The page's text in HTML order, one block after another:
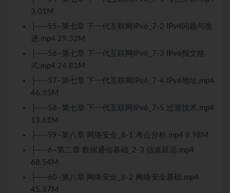
3.01M
├──55–第七章 下一代互联网IPv6_7-2 IPv4问题与改
进.mp4 29.32M
├──56–第七章 下一代互联网IPv6_7-3 IPv6报文格
式.mp4 24.81M
├──57–第七章 下一代互联网IPv6_7-4 IPv6地址.mp4
46.35M
├──58–第七章 下一代互联网IPv6_7-5 过渡技术.mp4
13.61M
├──59–第八章 网络安全_8-1 考点分析.mp4 9.98M
├──6–第二章 数据通信基础_2-3 信道延迟.mp4
68.54M
├──60–第八章 网络安全_8-2 网络安全基础.mp4
45.37M